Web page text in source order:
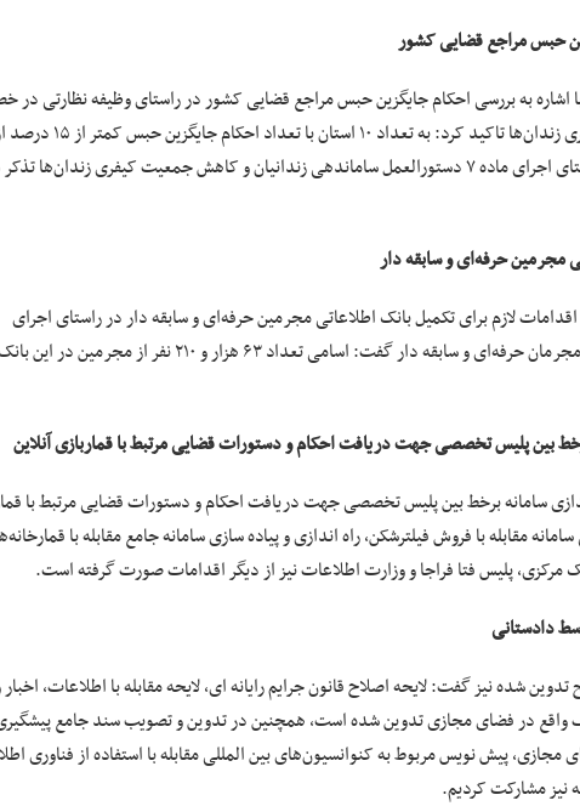
حبس مراجع قضایی کشور
اشاره به بررسی احکام جایگزین حبس مراجع قضایی کشور در راستای وظیفه نظارتی
کاهش جمعیت کیفری زندان‌ها تاکید کرد: به تعداد ۱۰ استان
احکام صادره در راستای اجرای ماده ۷ دستورالعمل ساماندهی زندانیان و کاهش جمعیت کیفری زندان‌ها
مجرمین حرفه‌ای و سابقه دار
اقدامات لازم برای تکمیل بانک اطلاعاتی مجرمین حرفه‌ای و سابقه دار در راستای اجرای
دستورالعمل کنترل مجرمان حرفه‌ای و سابقه دار گفت: اسامی تعداد ۶۳ هزار و ۲۱۰ نفر از
بین پلیس تخصصی جهت دریافت احکام و دستورات قضایی مرتبط با قماربازی آنلاین
سامانه برخط بین پلیس تخصصی جهت دریافت احکام و دستورات قضایی مرتبط با
مقابله با فروش فیلترشکن، راه اندازی و پیاده سازی سامانه جامع مقابله با
مرکزی، پلیس فتا فراجا و وزارت اطلاعات نیز از دیگر اقدامات صورت گرفته است.
دادستانی
تدوین شده نیز گفت: لایحه اصلاح قانون جرایم رایانه ای، لایحه مقابله با اطلاعات،
در فضای مجازی تدوین شده است، همچنین در تدوین و تصویب سند جامع
مجازی، پیش نویس مربوط به کنوانسیون‌های بین المللی مقابله با استفاده از فناوری
نیز مشارکت کردیم.